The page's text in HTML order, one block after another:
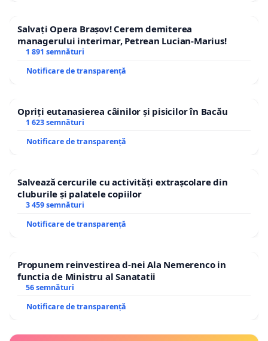
Salvați Opera Brașov! Cerem demiterea
managerului interimar, Petrean Lucian-Marius!
1 891 semnături
Notificare de transparență
Opriți eutanasierea câinilor și pisicilor în Bacău
1 623 semnături
Notificare de transparență
Salvează cercurile cu activități extrașcolare din
cluburile și palatele copiilor
3 459 semnături
Notificare de transparență
Propunem reinvestirea d-nei Ala Nemerenco in
functia de Ministru al Sanatatii
56 semnături
Notificare de transparență